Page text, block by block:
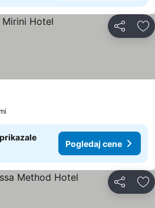
Deli
Pogledaj cene
Deli